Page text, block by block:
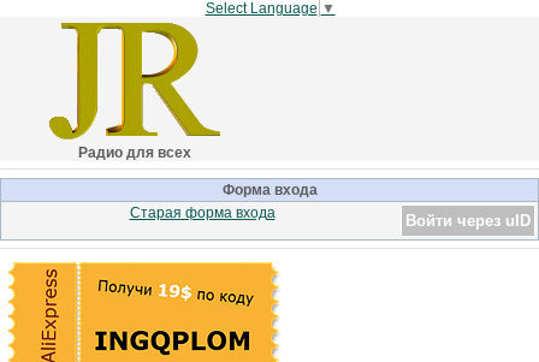
Select Language ▼
Радио для всех
Форма входа
Войти через uID
Старая форма входа